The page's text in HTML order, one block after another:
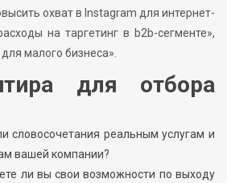
охват в Instagram для интернет-
на таргетинг в b2b-сегменте»,
малого бизнеса».
для отбора
словосочетания реальным услугам и
вашей компании?
ли вы свои возможности по выходу